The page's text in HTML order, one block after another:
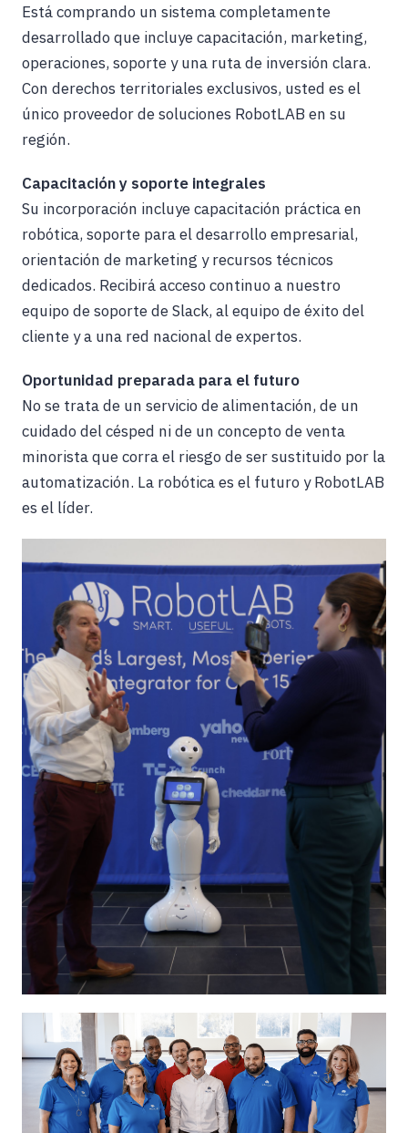
Está comprando un sistema completamente
desarrollado que incluye capacitación, marketing,
operaciones, soporte y una ruta de inversión clara.
Con derechos territoriales exclusivos, usted es el
único proveedor de soluciones RobotLAB en su
región.
Capacitación y soporte integrales
Su incorporación incluye capacitación práctica en
robótica, soporte para el desarrollo empresarial,
orientación de marketing y recursos técnicos
dedicados. Recibirá acceso continuo a nuestro
equipo de soporte de Slack, al equipo de éxito del
cliente y a una red nacional de expertos.
Oportunidad preparada para el futuro
No se trata de un servicio de alimentación, de un
cuidado del césped ni de un concepto de venta
minorista que corra el riesgo de ser sustituido por la
automatización. La robótica es el futuro y RobotLAB
es el líder.